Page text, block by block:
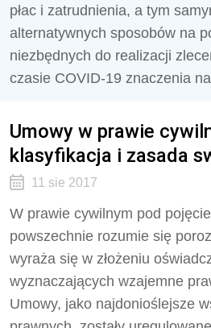
płac i zatrudnienia, a tym
alternatywnych sposobów na
niezbędnych do realizacji
czasie COVID-19 znaczenia
Umowy w prawie
klasyfikacja i zasada
11 sie 2017
W prawie cywilnym pod
powszechnie rozumie się
wyraża się w złożeniu
wyznaczających wzajemne
Umowy, jako najdonioślejsze